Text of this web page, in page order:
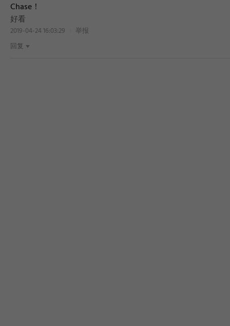
Chase！
好看
2019-04-24 16:03:29
举报
回复